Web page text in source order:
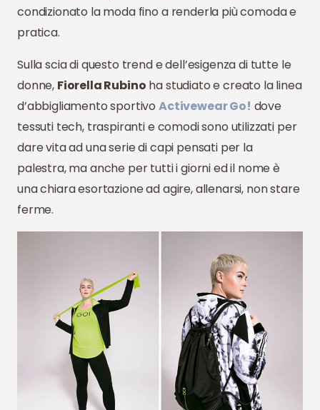
condizionato la moda fino a renderla più comoda e
pratica.
Sulla scia di questo trend e dell’esigenza di tutte le
donne, Fiorella Rubino ha studiato e creato la linea
d’abbigliamento sportivo Activewear Go! dove
tessuti tech, traspiranti e comodi sono utilizzati per
dare vita ad una serie di capi pensati per la
palestra, ma anche per tutti i giorni ed il nome è
una chiara esortazione ad agire, allenarsi, non stare
ferme.